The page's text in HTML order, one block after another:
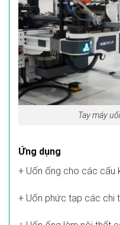
Tay máy
Ứng dụng
+ Uốn ống cho các cấu
+ Uốn phức tạp các chi